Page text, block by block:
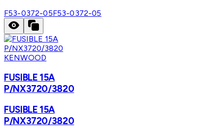
F53-0372-05F53-0372-05
KENWOOD
FUSIBLE 15A
P/NX3720/3820
FUSIBLE 15A
P/NX3720/3820